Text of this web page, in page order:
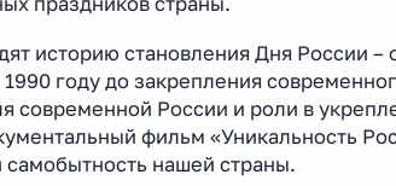
историю становления Дня России –
году до закрепления
современной России и роли в
фильм «Уникальность
нашей страны.